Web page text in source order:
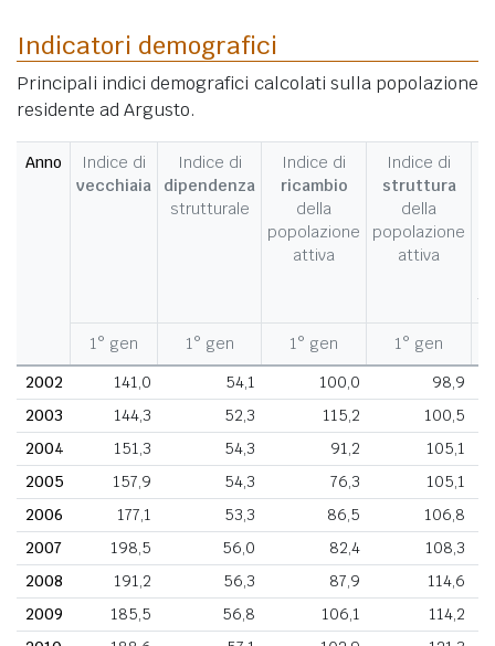
Indicatori demografici
Principali indici demografici calcolati sulla popolazione
residente ad Argusto.
Anno
Indice di
vecchiaia
Indice di
dipendenza
strutturale
Indice di
ricambio
della
popolazione
attiva
Indice di
struttura
della
popolazione
attiva
1° gen 1° gen 1° gen 1° gen
2002
141,0 54,1 100,0
98,9
2003
144,3 52,3 115,2
100,5
2004
151,3 54,3 91,2
105,1
2005
157,9 54,3 76,3
105,1
2006
177,1 53,3 86,5
106,8
2007
198,5 56,0 82,4
108,3
2008
191,2 56,3 87,9
114,6
2009
185,5 56,8 106,1
114,2